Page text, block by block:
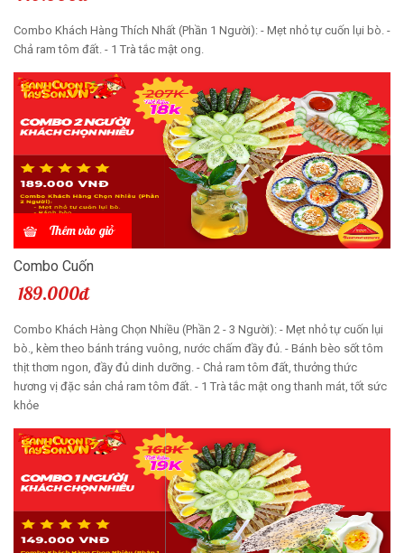
Combo Khách Hàng Thích Nhất (Phần 1 Người): - Mẹt nhỏ tự cuốn lụi bò. -
Chả ram tôm đất. - 1 Trà tắc mật ong.
Thêm vào giỏ
Combo Cuốn
189.000đ
Combo Khách Hàng Chọn Nhiều (Phần 2 - 3 Người): - Mẹt nhỏ tự cuốn lụi
bò., kèm theo bánh tráng vuông, nước chấm đầy đủ. - Bánh bèo sốt tôm
thịt thơm ngon, đầy đủ dinh dưỡng. - Chả ram tôm đất, thưởng thức
hương vị đặc sản chả ram tôm đất. - 1 Trà tắc mật ong thanh mát, tốt sức
khỏe